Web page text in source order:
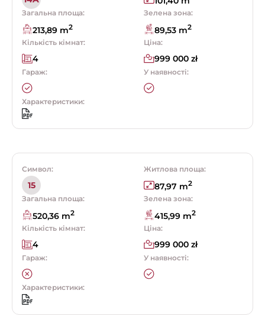
Загальна площа:
213,89 m2
Зелена зона:
89,53 m2
Кількість кімнат:
4
Ціна:
999 000 zł
Гараж: У наявності:
Характеристики:
Символ:
15
Житлова площа:
87,97 m2
Загальна площа:
520,36 m2
Зелена зона:
415,99 m2
Кількість кімнат:
4
Ціна:
999 000 zł
Гараж: У наявності:
Характеристики: